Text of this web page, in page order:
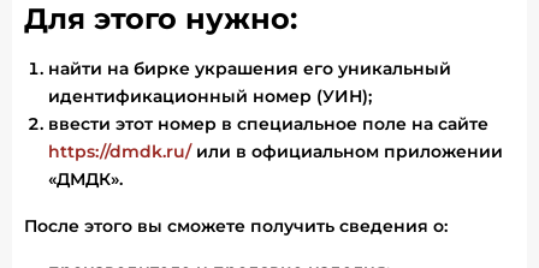
Для этого нужно:
найти на бирке украшения его уникальный
идентификационный номер (УИН);
ввести этот номер в специальное поле на сайте
https://dmdk.ru/или в официальном приложении
«ДМДК».
После этого вы сможете получить сведения о: